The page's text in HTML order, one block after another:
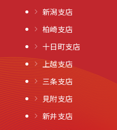
新潟支店
柏崎支店
十日町支店
上越支店
三条支店
見附支店
新井支店